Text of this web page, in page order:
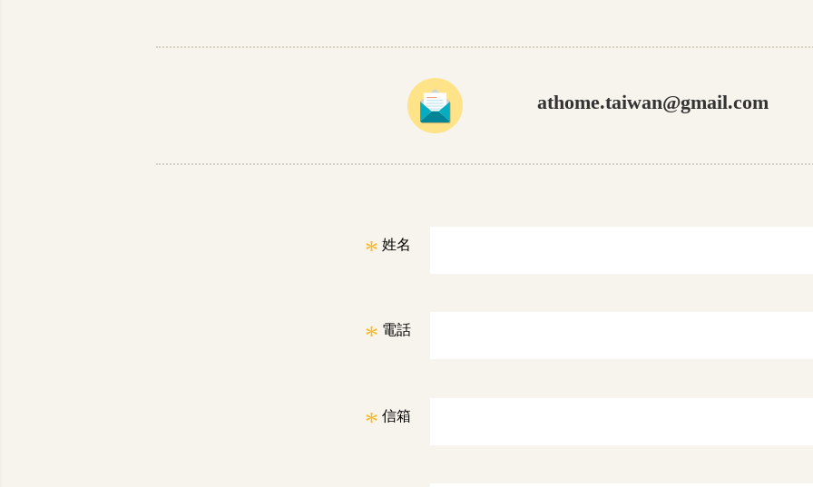
athome.taiwan@gmail.com
* 姓名
* 電話
* 信箱